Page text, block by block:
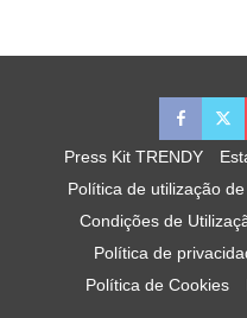
Press Kit TRENDY
Política de utilização
Condições de
Política de
Política de Cookies